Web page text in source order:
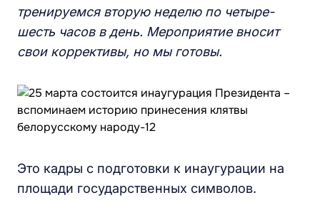
тренируемся вторую неделю по четыре-
шесть часов в день. Мероприятие вносит
свои коррективы, но мы готовы.
Это кадры с подготовки к инаугурации на
площади государственных символов.